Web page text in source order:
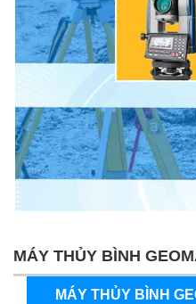
MÁY THỦY BÌNH
MÁY THỦY BÌNH